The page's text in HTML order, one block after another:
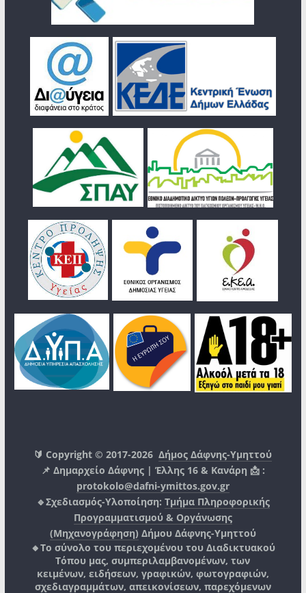
🔰 Copyright © 2017-2026Δήμος Δάφνης-Υμηττού
📌 Δημαρχείο Δάφνης | Έλλης 16 & Κανάρη 📩 :
protokolo@dafni-ymittos.gov.gr
🔹Σχεδιασμός-Υλοποίηση: Τμήμα Πληροφορικής
Προγραμματισμού & Οργάνωσης
(Μηχανογράφηση) Δήμου Δάφνης-Υμηττού
🔸Το σύνολο του περιεχομένου του Διαδικτυακού
Τόπου μας, συμπεριλαμβανομένων, των
κειμένων, ειδήσεων, γραφικών, φωτογραφιών,
σχεδιαγραμμάτων, απεικονίσεων, παρεχόμενων